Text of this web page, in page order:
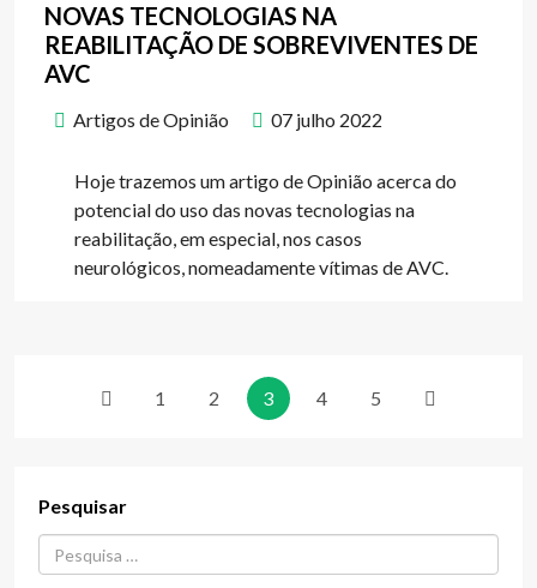
NOVAS TECNOLOGIAS NA
REABILITAÇÃO DE SOBREVIVENTES DE
AVC
Artigos de Opinião 07 julho 2022
Hoje trazemos um artigo de Opinião acerca do
potencial do uso das novas tecnologias na
reabilitação, em especial, nos casos
neurológicos, nomeadamente vítimas de AVC.
1 2 3 4 5
Pesquisar
Procurar...